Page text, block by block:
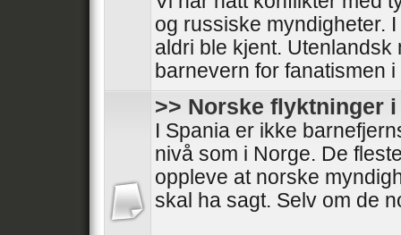
og russiske myndigheter.
aldri ble kjent.
barnevern for fanatismen
>> Norske flyktninger i
I Spania er ikke
nivå som i Norge. De
oppleve at norske
skal ha sagt. Selv om de